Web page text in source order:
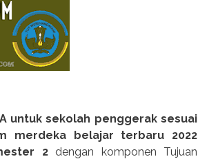
untuk sekolah penggerak sesuai
merdeka belajar terbaru 2022
2dengan komponen Tujuan